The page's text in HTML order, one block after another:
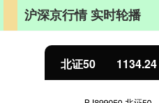
沪深京行情 实时轮播
北证50 1134.24